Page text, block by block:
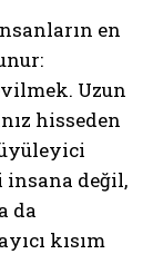
en
Uzun
hisseden
insana değil,
da
kısım